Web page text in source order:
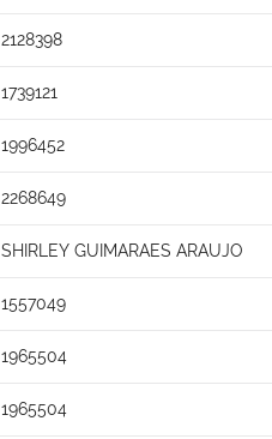
2128398
1739121
1996452
2268649
SHIRLEY GUIMARAES ARAUJO
1557049
1965504
1965504